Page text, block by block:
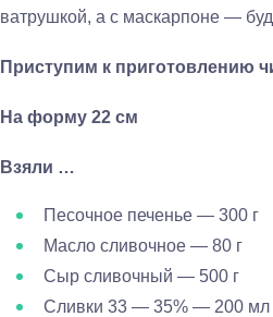
ватрушкой, а с маскарпоне —
Приступим к приготовлению
На форму 22 см
Взяли …
Песочное печенье — 300 г
Масло сливочное — 80 г
Сыр сливочный — 500 г
Сливки 33 — 35% — 200 мл